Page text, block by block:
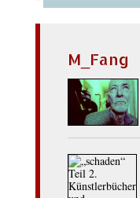
M_Fang